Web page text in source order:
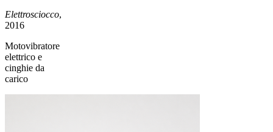
Elettrosciocco,
2016
Motovibratore
elettrico e
cinghie da
carico